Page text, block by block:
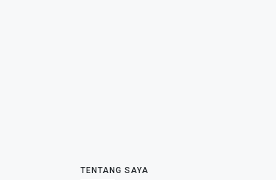
TENTANG SAYA